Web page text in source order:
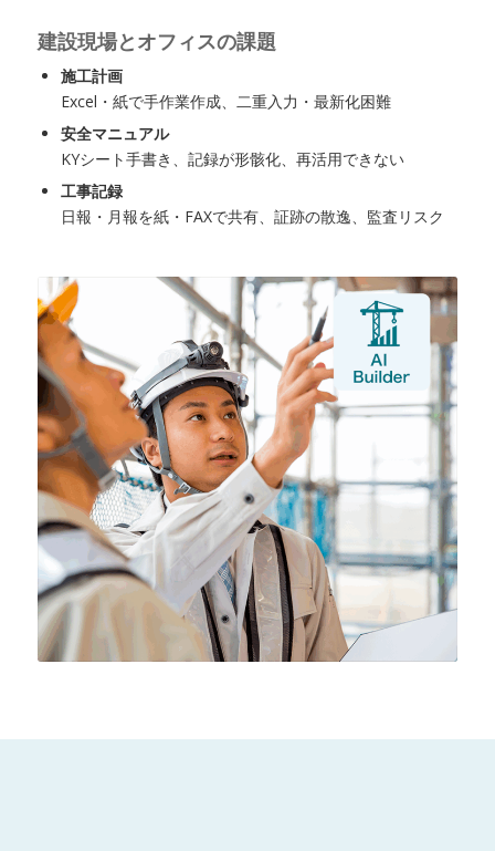
建設現場とオフィスの課題
施工計画
Excel・紙で手作業作成、二重入力・最新化困難
安全マニュアル
KYシート手書き、記録が形骸化、再活用できない
工事記録
日報・月報を紙・FAXで共有、証跡の散逸、監査リスク